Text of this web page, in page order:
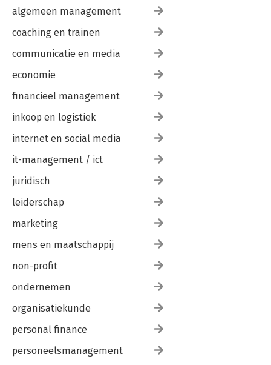
algemeen management
coaching en trainen
communicatie en media
economie
financieel management
inkoop en logistiek
internet en social media
it-management / ict
juridisch
leiderschap
marketing
mens en maatschappij
non-profit
ondernemen
organisatiekunde
personal finance
personeelsmanagement